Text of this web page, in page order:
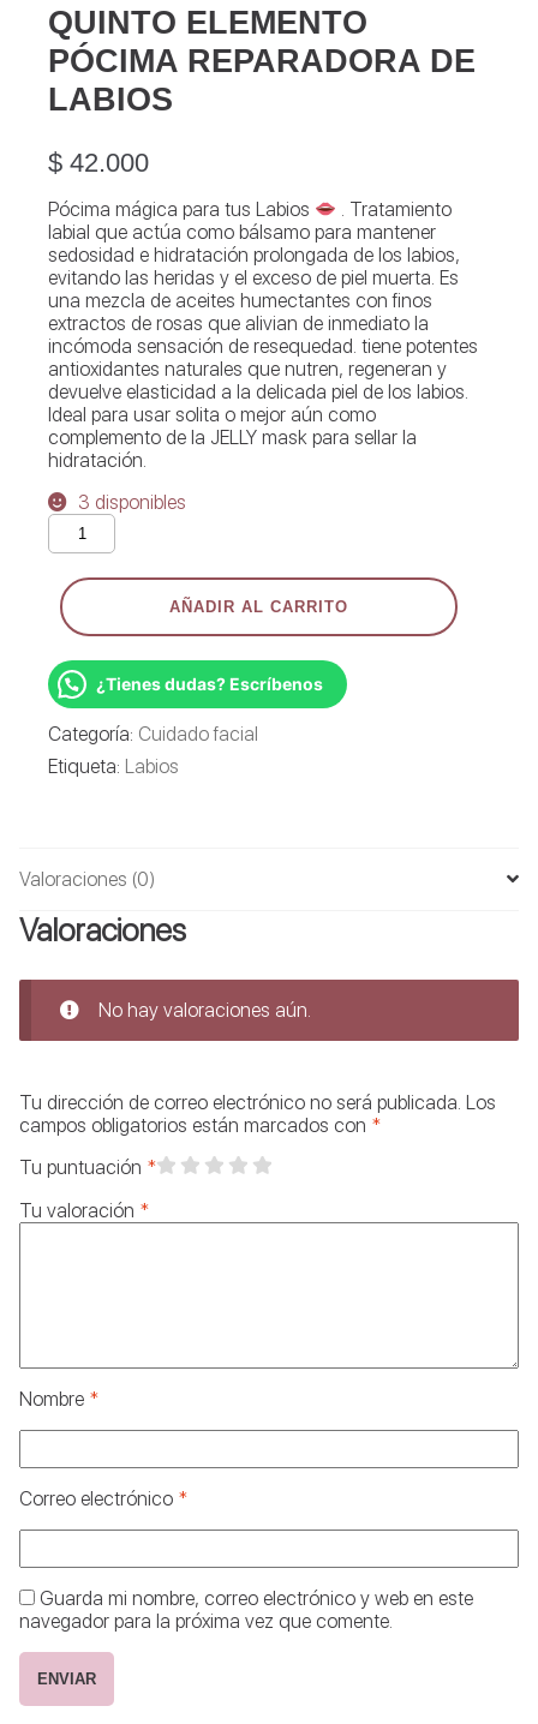
QUINTO ELEMENTO
PÓCIMA REPARADORA DE
LABIOS
$ 42.000
Pócima mágica para tus Labios
. Tratamiento
labial que actúa como bálsamo para mantener
sedosidad e hidratación prolongada de los labios,
evitando las heridas y el exceso de piel muerta. Es
una mezcla de aceites humectantes con finos
extractos de rosas que alivian de inmediato la
incómoda sensación de resequedad. tiene potentes
antioxidantes naturales que nutren, regeneran y
devuelve elasticidad a la delicada piel de los labios.
Ideal para usar solita o mejor aún como
complemento de la JELLY mask para sellar la
hidratación.
3 disponibles
Quinto
Elemento
reparadora
de
labios
cantidad
AÑADIR AL CARRITO
¿Tienes dudas? Escríbenos
Categoría: Cuidado facial
Etiqueta: Labios
Valoraciones (0)
Valoraciones
No hay valoraciones aún.
Tu dirección de correo electrónico no será publicada. Los
campos obligatorios están marcados con *
Tu puntuación *
Tu valoración *
Nombre *
Correo electrónico *
Guarda mi nombre, correo electrónico y web en este
navegador para la próxima vez que comente.